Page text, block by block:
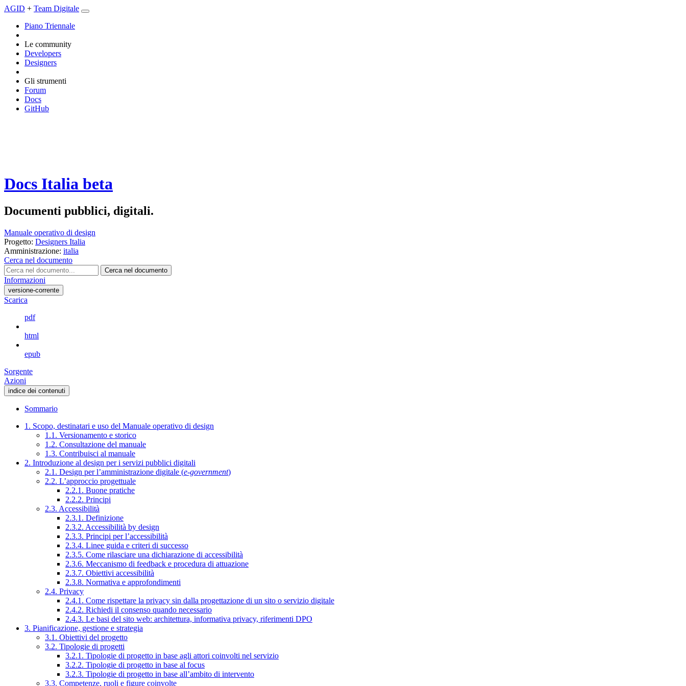
AGID + Team Digitale
Piano Triennale
Le community
Developers
Designers
Gli strumenti
Forum
Docs
GitHub
Docs Italia beta
Documenti pubblici, digitali.
Manuale operativo di design
Progetto: Designers Italia
Amministrazione: italia
Cerca nel documento
Cerca nel documento
Informazioni
versione-corrente
Scarica
pdf
html
epub
Sorgente
Azioni
indice dei contenuti
Sommario
1. Scopo, destinatari e uso del Manuale operativo di design
1.1. Versionamento e storico
1.2. Consultazione del manuale
1.3. Contribuisci al manuale
2. Introduzione al design per i servizi pubblici digitali
2.1. Design per l’amministrazione digitale (e-government)
2.2. L’approccio progettuale
2.2.1. Buone pratiche
2.2.2. Principi
2.3. Accessibilità
2.3.1. Definizione
2.3.2. Accessibilità by design
2.3.3. Principi per l’accessibilità
2.3.4. Linee guida e criteri di successo
2.3.5. Come rilasciare una dichiarazione di accessibilità
2.3.6. Meccanismo di feedback e procedura di attuazione
2.3.7. Obiettivi accessibilità
2.3.8. Normativa e approfondimenti
2.4. Privacy
2.4.1. Come rispettare la privacy sin dalla progettazione di un sito o servizio digitale
2.4.2. Richiedi il consenso quando necessario
2.4.3. Le basi del sito web: architettura, informativa privacy, riferimenti DPO
3. Pianificazione, gestione e strategia
3.1. Obiettivi del progetto
3.2. Tipologie di progetti
3.2.1. Tipologie di progetto in base agli attori coinvolti nel servizio
3.2.2. Tipologie di progetto in base al focus
3.2.3. Tipologie di progetto in base all’ambito di intervento
3.3. Competenze, ruoli e figure coinvolte